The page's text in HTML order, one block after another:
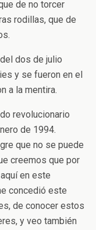
de no torcer
rodillas, que de
dos de julio
y se fueron en el
a la mentira.
revolucionario
de 1994.
que no se puede
creemos que por
en este
concedió este
de conocer estos
y veo también